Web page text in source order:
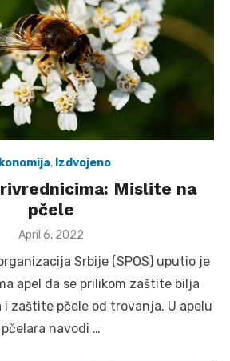
, Izdvojeno
Mislite na
pčele
Posted
April 6, 2022
Srbije (SPOS) uputio je
apel da se prilikom zaštite bilja
i zaštite pčele od trovanja. U apelu
pčelara navodi …